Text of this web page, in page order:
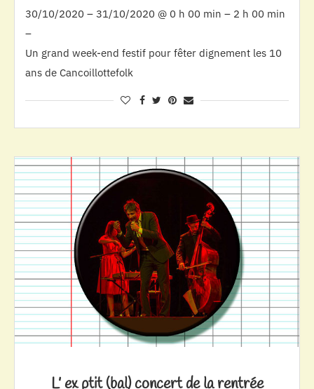
30/10/2020 – 31/10/2020 @ 0 h 00 min – 2 h 00 min
–
Un grand week-end festif pour fêter dignement les 10
ans de Cancoillottefolk
L’ ex ptit (bal) concert de la rentrée